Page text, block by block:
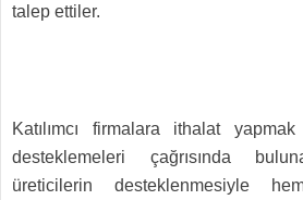
talep ettiler.
Katılımcı firmalara ithalat
desteklemeleri çağrısında
üreticilerin desteklenmesiyle